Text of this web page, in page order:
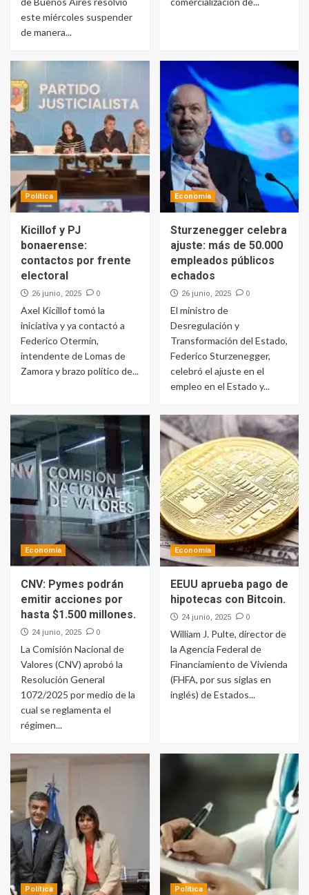
este miércoles suspender
de manera...
Política
Kicillof y PJ
bonaerense:
contactos por frente
electoral
26 junio, 2025 0
Axel Kicillof tomó la
iniciativa y ya contactó a
Federico Otermín,
intendente de Lomas de
Zamora y brazo político de...
Economía
Sturzenegger celebra
ajuste: más de 50.000
empleados públicos
echados
26 junio, 2025 0
El ministro de
Desregulación y
Transformación del Estado,
Federico Sturzenegger,
celebró el ajuste en el
empleo en el Estado y...
Economía
CNV: Pymes podrán
emitir acciones por
hasta $1.500 millones.
24 junio, 2025 0
La Comisión Nacional de
Valores (CNV) aprobó la
Resolución General
1072/2025 por medio de la
cual se reglamenta el
régimen...
Economía
EEUU aprueba pago de
hipotecas con Bitcoin.
24 junio, 2025 0
William J. Pulte, director de
la Agencia Federal de
Financiamiento de Vivienda
(FHFA, por sus siglas en
inglés) de Estados...
Política Política